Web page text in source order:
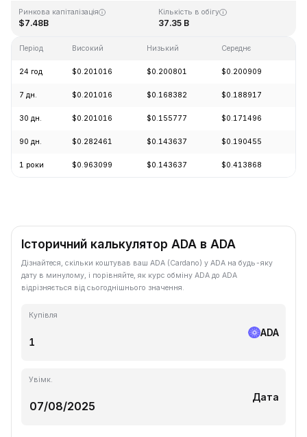
Ринкова капіталізація
$7.48B
Кількість в обігу
37.35 B
Період Високий Низький Середнє
24 год $0.201016 $0.200801 $0.200909
7 дн. $0.201016 $0.168382 $0.188917
30 дн. $0.201016 $0.155777 $0.171496
90 дн. $0.282461 $0.143637 $0.190455
1 роки $0.963099 $0.143637 $0.413868
Історичний калькулятор ADA в ADA
Дізнайтеся, скільки коштував ваш ADA (Cardano) у ADA на будь-яку
дату в минулому, і порівняйте, як курс обміну ADA до ADA
відрізняється від сьогоднішнього значення.
Купівля
ADA
Увімк.
Дата